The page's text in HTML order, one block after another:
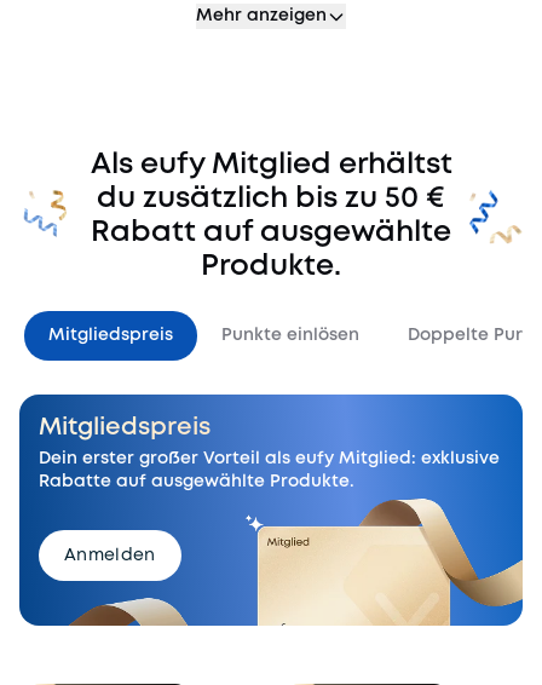
vergeben. Taghelle
UNTER KONTROLLE*
Mehr anzeigen
Als eufy Mitglied erhältst
du zusätzlich bis zu 50 €
Rabatt auf ausgewählte
Produkte.
Mitgliedspreis Punkte einlösen Doppelte
Mitgliedspreis
Dein erster großer Vorteil als eufy Mitglied: exklusive
Rabatte auf ausgewählte Produkte.
Anmelden